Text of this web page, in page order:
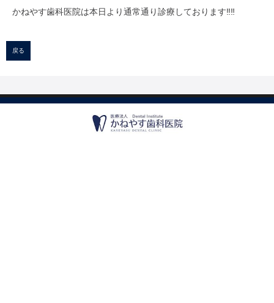
かねやす歯科医院は本日より通常通り診療しております‼︎‼︎
戻る